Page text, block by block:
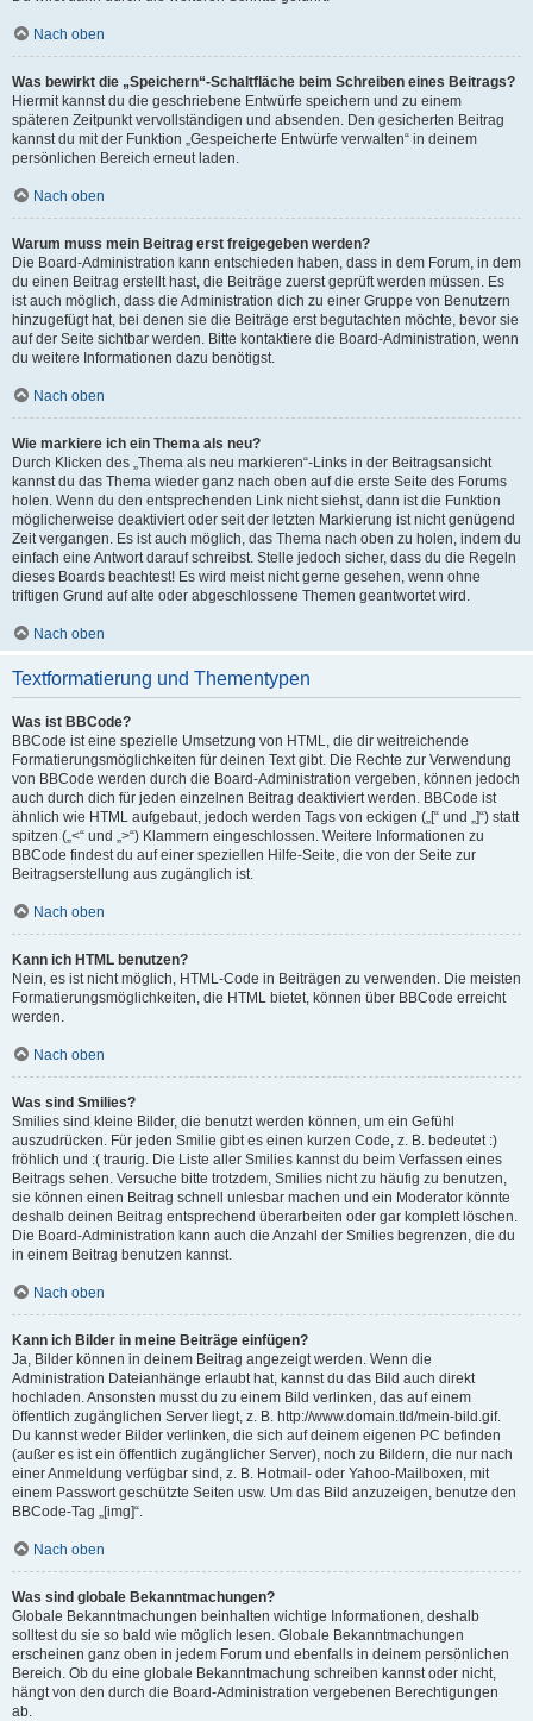
Nach oben
Was bewirkt die „Speichern“-Schaltfläche beim Schreiben eines Beitrags?
Hiermit kannst du die geschriebene Entwürfe speichern und zu einem
späteren Zeitpunkt vervollständigen und absenden. Den gesicherten Beitrag
kannst du mit der Funktion „Gespeicherte Entwürfe verwalten“ in deinem
persönlichen Bereich erneut laden.
Nach oben
Warum muss mein Beitrag erst freigegeben werden?
Die Board-Administration kann entschieden haben, dass in dem Forum, in dem
du einen Beitrag erstellt hast, die Beiträge zuerst geprüft werden müssen. Es
ist auch möglich, dass die Administration dich zu einer Gruppe von Benutzern
hinzugefügt hat, bei denen sie die Beiträge erst begutachten möchte, bevor sie
auf der Seite sichtbar werden. Bitte kontaktiere die Board-Administration, wenn
du weitere Informationen dazu benötigst.
Nach oben
Wie markiere ich ein Thema als neu?
Durch Klicken des „Thema als neu markieren“-Links in der Beitragsansicht
kannst du das Thema wieder ganz nach oben auf die erste Seite des Forums
holen. Wenn du den entsprechenden Link nicht siehst, dann ist die Funktion
möglicherweise deaktiviert oder seit der letzten Markierung ist nicht genügend
Zeit vergangen. Es ist auch möglich, das Thema nach oben zu holen, indem du
einfach eine Antwort darauf schreibst. Stelle jedoch sicher, dass du die Regeln
dieses Boards beachtest! Es wird meist nicht gerne gesehen, wenn ohne
triftigen Grund auf alte oder abgeschlossene Themen geantwortet wird.
Nach oben
Textformatierung und Thementypen
Was ist BBCode?
BBCode ist eine spezielle Umsetzung von HTML, die dir weitreichende
Formatierungsmöglichkeiten für deinen Text gibt. Die Rechte zur Verwendung
von BBCode werden durch die Board-Administration vergeben, können jedoch
auch durch dich für jeden einzelnen Beitrag deaktiviert werden. BBCode ist
ähnlich wie HTML aufgebaut, jedoch werden Tags von eckigen („[“ und „]“) statt
spitzen („<“ und „>“) Klammern eingeschlossen. Weitere Informationen zu
BBCode findest du auf einer speziellen Hilfe-Seite, die von der Seite zur
Beitragserstellung aus zugänglich ist.
Nach oben
Kann ich HTML benutzen?
Nein, es ist nicht möglich, HTML-Code in Beiträgen zu verwenden. Die meisten
Formatierungsmöglichkeiten, die HTML bietet, können über BBCode erreicht
werden.
Nach oben
Was sind Smilies?
Smilies sind kleine Bilder, die benutzt werden können, um ein Gefühl
auszudrücken. Für jeden Smilie gibt es einen kurzen Code, z. B. bedeutet :)
fröhlich und :( traurig. Die Liste aller Smilies kannst du beim Verfassen eines
Beitrags sehen. Versuche bitte trotzdem, Smilies nicht zu häufig zu benutzen,
sie können einen Beitrag schnell unlesbar machen und ein Moderator könnte
deshalb deinen Beitrag entsprechend überarbeiten oder gar komplett löschen.
Die Board-Administration kann auch die Anzahl der Smilies begrenzen, die du
in einem Beitrag benutzen kannst.
Nach oben
Kann ich Bilder in meine Beiträge einfügen?
Ja, Bilder können in deinem Beitrag angezeigt werden. Wenn die
Administration Dateianhänge erlaubt hat, kannst du das Bild auch direkt
hochladen. Ansonsten musst du zu einem Bild verlinken, das auf einem
öffentlich zugänglichen Server liegt, z. B. http://www.domain.tld/mein-bild.gif.
Du kannst weder Bilder verlinken, die sich auf deinem eigenen PC befinden
(außer es ist ein öffentlich zugänglicher Server), noch zu Bildern, die nur nach
einer Anmeldung verfügbar sind, z. B. Hotmail- oder Yahoo-Mailboxen, mit
einem Passwort geschützte Seiten usw. Um das Bild anzuzeigen, benutze den
BBCode-Tag „[img]“.
Nach oben
Was sind globale Bekanntmachungen?
Globale Bekanntmachungen beinhalten wichtige Informationen, deshalb
solltest du sie so bald wie möglich lesen. Globale Bekanntmachungen
erscheinen ganz oben in jedem Forum und ebenfalls in deinem persönlichen
Bereich. Ob du eine globale Bekanntmachung schreiben kannst oder nicht,
hängt von den durch die Board-Administration vergebenen Berechtigungen
ab.